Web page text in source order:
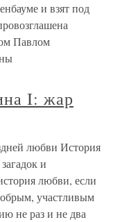
и взят под
Павлом
I: жар
любви История
и
любви, если
участливым
не раз и не два